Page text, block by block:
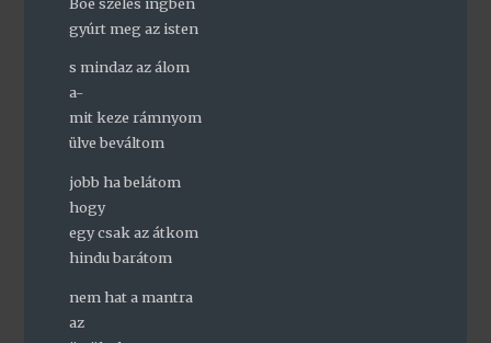
gyúrt meg az isten
s mindaz az álom
a-
mit keze rámnyom
ülve beváltom
jobb ha belátom
hogy
egy csak az átkom
hindu barátom
nem hat a mantra
az